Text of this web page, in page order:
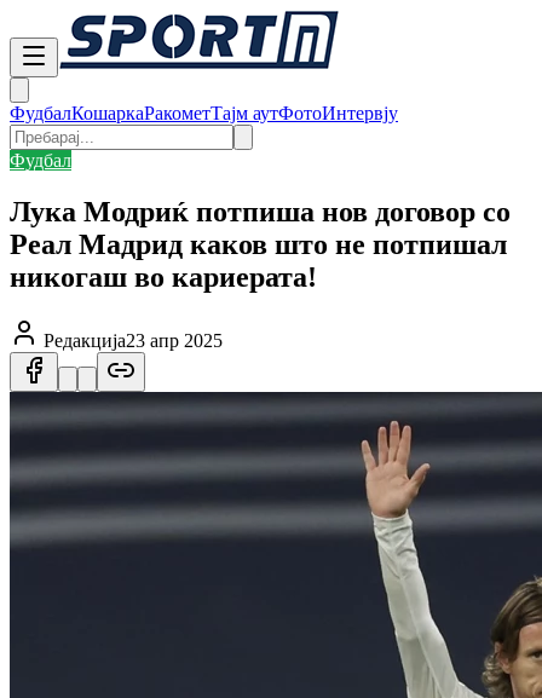
ФудбалКошаркаРакометТајм аутФотоИнтервју
Фудбал
Лука Модриќ потпиша нов договор со
Реал Мадрид каков што не потпишал
никогаш во кариерата!
Редакција23 апр 2025